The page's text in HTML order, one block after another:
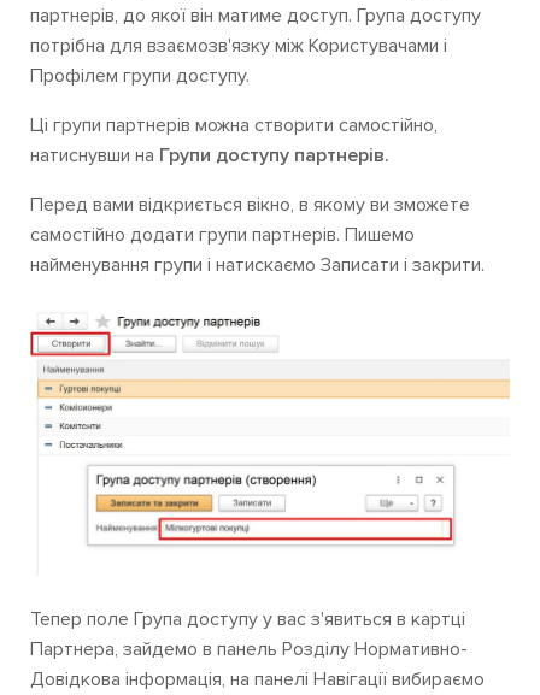
партнерів, до якої він матиме доступ. Група доступу
потрібна для взаємозв'язку між Користувачами і
Профілем групи доступу.
Ці групи партнерів можна створити самостійно,
натиснувши на Групи доступу партнерів.
Перед вами відкриється вікно, в якому ви зможете
самостійно додати групи партнерів. Пишемо
найменування групи і натискаємо Записати і закрити.
Тепер поле Група доступу у вас з'явиться в картці
Партнера, зайдемо в панель Розділу Нормативно-
Довідкова інформація, на панелі Навігації вибираємо